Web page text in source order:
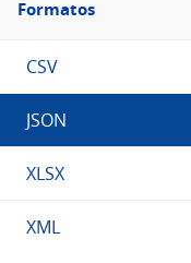
Formatos
Formatos
CSV
JSON
XLSX
XML